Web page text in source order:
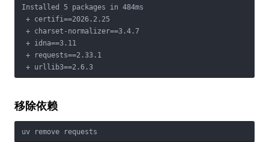
Installed 5 packages in 484ms
+ certifi==2026.2.25
+ charset-normalizer==3.4.7
+ idna==3.11
+ requests==2.33.1
移除依赖